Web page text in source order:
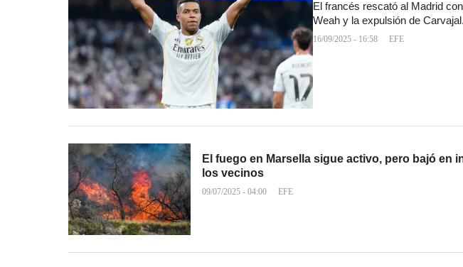
El francés rescató al Madrid
Weah y la expulsión de Carvajal.
16/09/2025 - 16:58 EFE
El fuego en Marsella sigue activo, pero bajó en
los vecinos
09/07/2025 - 04:00 EFE